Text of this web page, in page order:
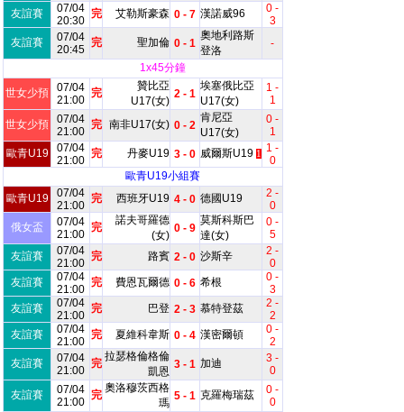
友誼賽
07/04
20:30
完 艾勒斯豪森 0 - 7 漢諾威96
0 -
3
友誼賽
07/04
20:45
完 聖加倫 0 - 1
奧地利路斯
登洛
-
1x45分鐘
世女少預
07/04
21:00
完
贊比亞
U17(女)
2 - 1
埃塞俄比亞
U17(女)
1 -
1
世女少預
07/04
21:00
完 南非U17(女) 0 - 2
肯尼亞
U17(女)
0 -
1
歐青U19
07/04
21:00
完 丹麥U19 3 - 0 威爾斯U19 1
1 -
0
歐青U19小組賽
歐青U19
07/04
21:00
完 西班牙U19 4 - 0 德國U19
2 -
0
俄女盃
07/04
21:00
完
諾夫哥羅德
(女)
0 - 9
莫斯科斯巴
達(女)
0 -
5
友誼賽
07/04
21:00
完 路賓 2 - 0 沙斯辛
2 -
0
友誼賽
07/04
21:00
完 費恩瓦爾德 0 - 6 希根
0 -
3
友誼賽
07/04
21:00
完 巴登 2 - 3 慕特登茲
2 -
2
友誼賽
07/04
21:00
完 夏維科韋斯 0 - 4 漢密爾頓
0 -
2
友誼賽
07/04
21:00
完
拉瑟格倫格倫
凱恩
3 - 1 加迪
3 -
0
友誼賽
07/04
21:00
完
奧洛穆茨西格
瑪
5 - 1 克羅梅瑞茲
0 -
0